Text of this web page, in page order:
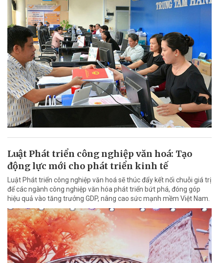
Luật Phát triển công nghiệp văn hoá: Tạo
động lực mới cho phát triển kinh tế
Luật Phát triển công nghiệp văn hoá sẽ thúc đẩy kết nối chuỗi giá trị
để các ngành công nghiệp văn hóa phát triển bứt phá, đóng góp
hiệu quả vào tăng trưởng GDP, nâng cao sức mạnh mềm Việt Nam.